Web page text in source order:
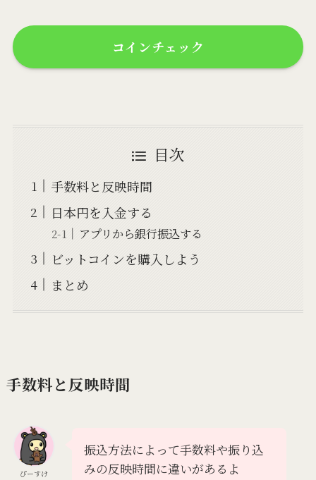
コインチェック
目次
手数料と反映時間
日本円を入金する
アプリから銀行振込する
ビットコインを購入しよう
まとめ
手数料と反映時間
ぴーすけ
振込方法によって手数料や振り込
みの反映時間に違いがあるよ